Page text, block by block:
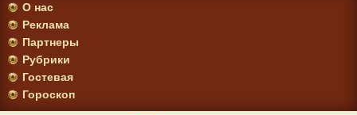
О нас
Реклама
Партнеры
Рубрики
Гостевая
Гороскоп